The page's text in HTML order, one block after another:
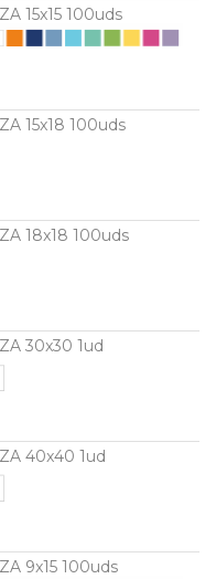
15x15 100uds
15x18 100uds
18x18 100uds
30x30 1ud
40x40 1ud
9x15 100uds